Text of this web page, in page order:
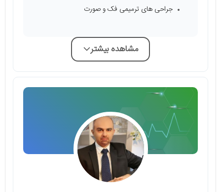
جراحی های ترمیمی فک و صورت
مشاهده بیشتر